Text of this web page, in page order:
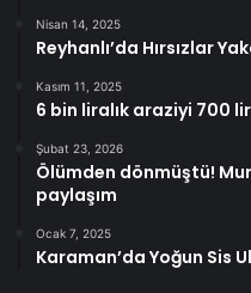
Nisan 14, 2025
Reyhanlı’da Hırsızlar
Kasım 11, 2025
6 bin liralık araziyi 700
Şubat 23, 2026
Ölümden dönmüştü!
paylaşım
Ocak 7, 2025
Karaman’da Yoğun Sis